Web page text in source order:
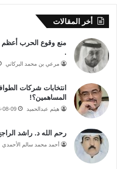
أخر المقالات
منع وقوع الحرب أعظم
.
مرعي بن محمد البركاتي
انتخابات شركات
المساهمين؟!
هيثم عبدالحميد 08-09
رحم الله د. راشد
أحمد محمد سالم الأحمدي